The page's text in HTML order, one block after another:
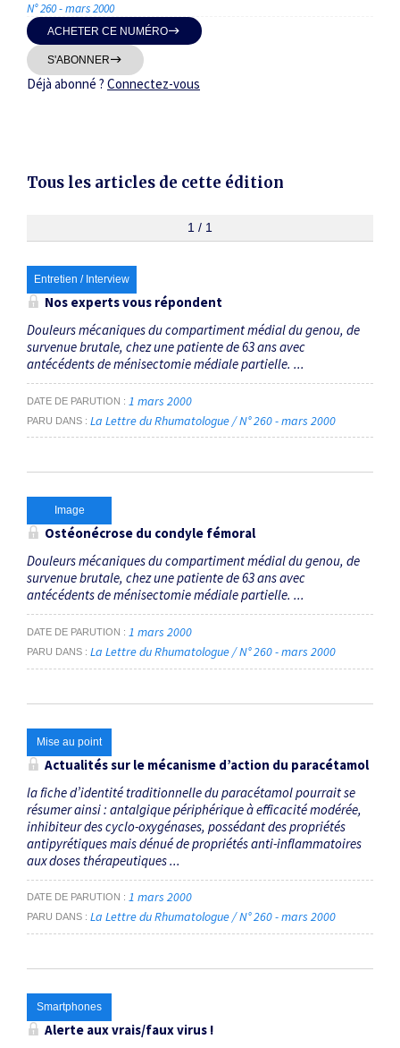
Thématiques
Dates
au
RECHERCHER
N° 260 - mars 2000
ACHETER CE NUMÉRO
S'ABONNER
Déjà abonné ? Connectez-vous
Tous les articles de cette édition
1 / 1
Entretien / Interview
Nos experts vous répondent
Douleurs mécaniques du compartiment médial du genou, de
survenue brutale, chez une patiente de 63 ans avec
antécédents de ménisectomie médiale partielle. ...
DATE DE PARUTION 1 mars 2000
PARU DANS La Lettre du Rhumatologue / N° 260 - mars 2000
Image
Ostéonécrose du condyle fémoral
Douleurs mécaniques du compartiment médial du genou, de
survenue brutale, chez une patiente de 63 ans avec
antécédents de ménisectomie médiale partielle. ...
DATE DE PARUTION 1 mars 2000
PARU DANS La Lettre du Rhumatologue / N° 260 - mars 2000
Mise au point
Actualités sur le mécanisme d’action du paracétamol
la fiche d’identité traditionnelle du paracétamol pourrait se
résumer ainsi : antalgique périphérique à efficacité modérée,
inhibiteur des cyclo-oxygénases, possédant des propriétés
antipyrétiques mais dénué de propriétés anti-inflammatoires
aux doses thérapeutiques ...
DATE DE PARUTION 1 mars 2000
PARU DANS La Lettre du Rhumatologue / N° 260 - mars 2000
Smartphones
Alerte aux vrais/faux virus !